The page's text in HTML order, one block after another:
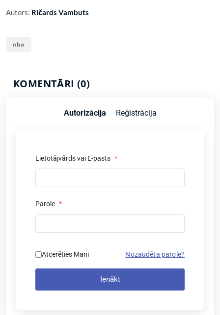
Autors: Ričards Vambuts
nba
KOMENTĀRI (0)
Autorizācija Reģistrācija
Lietotājvārds vai E-pasts *
Parole *
Atcerēties Mani Nozaudēta parole?
Ienākt